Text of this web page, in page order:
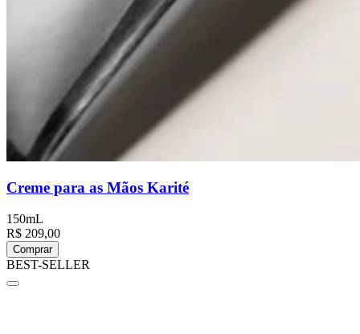
Creme para as Mãos Karité
150mL
R$ 209,00
Comprar
BEST-SELLER